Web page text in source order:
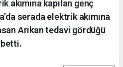
akımına kapılan genç
serada elektrik akımına
Arıkan tedavi gördüğü